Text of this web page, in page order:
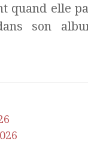
quand elle
son